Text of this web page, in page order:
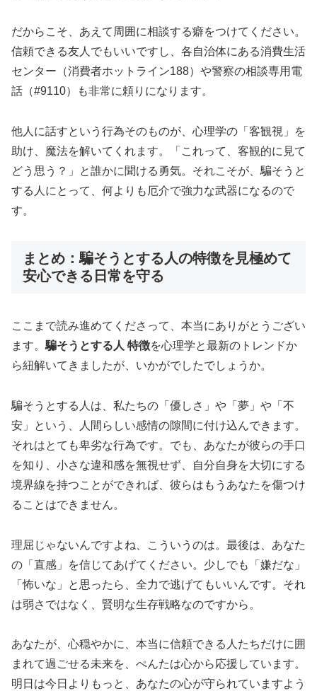
だからこそ、あえて周囲に相談する癖をつけてください。
信頼できる友人でもいいですし、各自治体にある消費生活
センター（消費者ホットライン188）や警察の相談専用電
話（#9110）も非常に頼りになります。
他人に話すという行為そのものが、心理学の「客観視」を
助け、魔法を解いてくれます。「これって、客観的に見て
どう思う？」と誰かに聞ける勇気。それこそが、騙そうと
する人にとって、何よりも厄介で強力な武器になるので
す。
まとめ：騙そうとする人の特徴を見極めて
安心できる日常を守る
ここまで読み進めてくださって、本当にありがとうござい
ます。 騙そうとする人 特徴を心理学と最新のトレンドか
ら紐解いてきましたが、いかがでしたでしょうか。
騙そうとする人は、私たちの「優しさ」や「夢」や「不
安」という、人間らしい感情の隙間に付け込んできます。
それはとても卑劣な行為です。でも、あなたが彼らの手口
を知り、小さな違和感を無視せず、自分自身を大切にする
境界線を持つことができれば、彼らはもうあなたを傷つけ
ることはできません。
理屈じゃないんですよね、こういうのは。最後は、あなた
の「直感」を信じてあげてください。少しでも「嫌だな」
「怖いな」と思ったら、全力で逃げてもいいんです。それ
は弱さではなく、賢明な生存戦略なのですから。
あなたが、心穏やかに、本当に信頼できる人たちだけに囲
まれて過ごせる未来を、ぺんたは心から応援しています。
明日は今日よりもっと、あなたの心が守られていますよう